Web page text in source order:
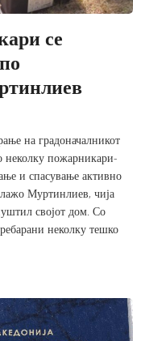
се
на градоначалникот
пожарникари-
и спасување активно
Муртинлиев, чија
својот дом. Со
неколку тешко